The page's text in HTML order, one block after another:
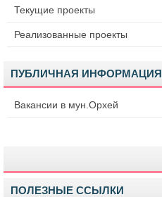
Текущие проекты
Реализованные проекты
ПУБЛИЧНАЯ ИНФОРМАЦИЯ
Вакансии в мун.Орхей
ПОЛЕЗНЫЕ ССЫЛКИ